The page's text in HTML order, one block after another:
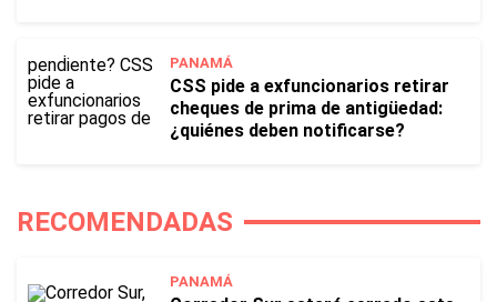
PANAMÁ
CSS pide a exfuncionarios retirar
cheques de prima de antigüedad:
¿quiénes deben notificarse?
RECOMENDADAS
PANAMÁ